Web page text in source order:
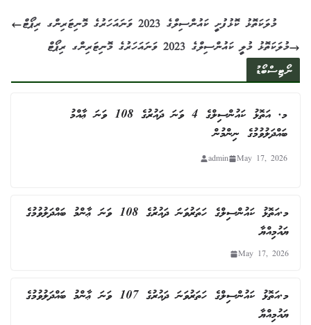
މުލަކަތޮޅު ކޮޅުފުށީ ކައުންސިލްގެ 2023 ވަނައަހަރުގެ މޮނިޓަރިންގ ރިޕޯޓް
މުލަކަތޮޅު މުލީ ކައުންސިލްގެ 2023 ވަނައަހަރުގެ މޮނިޓަރިންގ ރިޕޯޓް
ނޯޓިސްބޯޑު
މ. އަތޮޅު ކައުންސިލްގެ 4 ވަނަ ދައުރުގެ 108 ވަނަ ޢާއްމު
ބައްދަލުވުމުގެ ނިންމުން
May 17, 2026
admin
މ.އަތޮޅު ކައުންސިލްގެ ހަތަރުވަނަ ދައުރުގެ 108 ވަނަ ޢާންމު ބައްދަލުވުމުގެ
ޔައުމިއްޔާ
May 17, 2026
މ.އަތޮޅު ކައުންސިލްގެ ހަތަރުވަނަ ދައުރުގެ 107 ވަނަ ޢާންމު ބައްދަލުވުމުގެ
ޔައުމިއްޔާ